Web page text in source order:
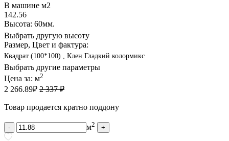
В машине м2
142.56
Высота: 60мм.
Выбрать другую высоту
Размер, Цвет и фактура:
Квадрат (100*100) , Клен Гладкий колормикс
Выбрать другие параметры
Цена за: м2
2 266.89₽ 2 337 ₽
Товар продается кратно поддону
- м2 +